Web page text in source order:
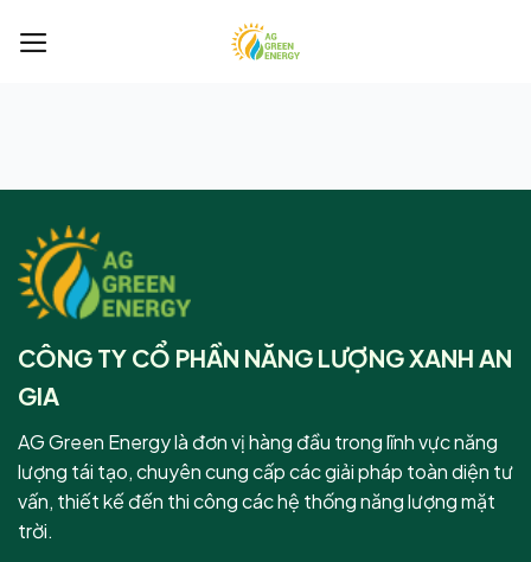
qua
CÔNG TY CỔ PHẦN NĂNG LƯỢNG XANH AN
GIA
AG Green Energy là đơn vị hàng đầu trong lĩnh vực năng
lượng tái tạo, chuyên cung cấp các giải pháp toàn diện tư
vấn, thiết kế đến thi công các hệ thống năng lượng mặt
trời.